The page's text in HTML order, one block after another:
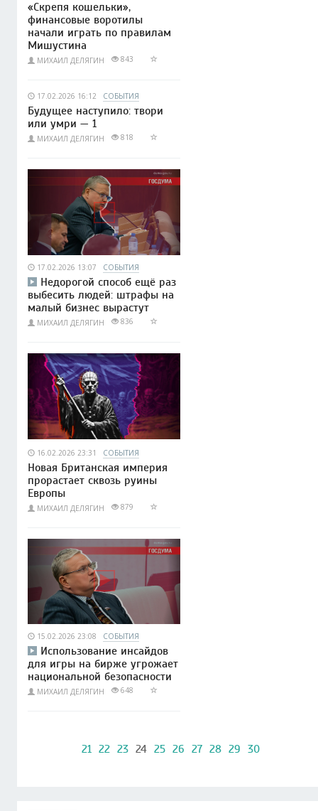
«Скрепя кошельки»,
финансовые воротилы
начали играть по правилам
Мишустина
МИХАИЛ ДЕЛЯГИН 843
17.02.2026 16:12 СОБЫТИЯ
Будущее наступило: твори
или умри — 1
МИХАИЛ ДЕЛЯГИН 818
17.02.2026 13:07 СОБЫТИЯ
Недорогой способ ещё раз
выбесить людей: штрафы на
малый бизнес вырастут
МИХАИЛ ДЕЛЯГИН 836
16.02.2026 23:31 СОБЫТИЯ
Новая Британская империя
прорастает сквозь руины
Европы
МИХАИЛ ДЕЛЯГИН 879
15.02.2026 23:08 СОБЫТИЯ
Использование инсайдов
для игры на бирже угрожает
национальной безопасности
МИХАИЛ ДЕЛЯГИН 648
21 22 23 24 25 26 27 28 29 30